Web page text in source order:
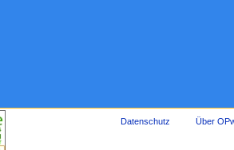
Datenschutz Über